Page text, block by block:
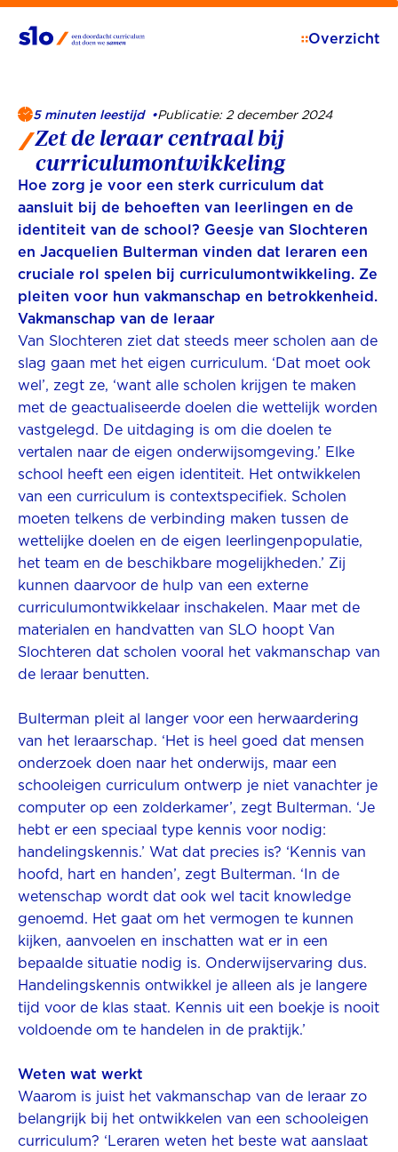
Overzicht
5 minuten leestijd •Publicatie: 2 december 2024
Zet de leraar centraal bij
curriculumontwikkeling
Hoe zorg je voor een sterk curriculum dat
aansluit bij de behoeften van leerlingen en de
identiteit van de school? Geesje van Slochteren
en Jacquelien Bulterman vinden dat leraren een
cruciale rol spelen bij curriculumontwikkeling. Ze
pleiten voor hun vakmanschap en betrokkenheid.
Vakmanschap van de leraar
Van Slochteren ziet dat steeds meer scholen aan de
slag gaan met het eigen curriculum. ‘Dat moet ook
wel’, zegt ze, ‘want alle scholen krijgen te maken
met de geactualiseerde doelen die wettelijk worden
vastgelegd. De uitdaging is om die doelen te
vertalen naar de eigen onderwijsomgeving.’ Elke
school heeft een eigen identiteit. Het ontwikkelen
van een curriculum is contextspecifiek. Scholen
moeten telkens de verbinding maken tussen de
wettelijke doelen en de eigen leerlingenpopulatie,
het team en de beschikbare mogelijkheden.’ Zij
kunnen daarvoor de hulp van een externe
curriculumontwikkelaar inschakelen. Maar met de
materialen en handvatten van SLO hoopt Van
Slochteren dat scholen vooral het vakmanschap van
de leraar benutten.
Bulterman pleit al langer voor een herwaardering
van het leraarschap. ‘Het is heel goed dat mensen
onderzoek doen naar het onderwijs, maar een
schooleigen curriculum ontwerp je niet vanachter je
computer op een zolderkamer’, zegt Bulterman. ‘Je
hebt er een speciaal type kennis voor nodig:
handelingskennis.’ Wat dat precies is? ‘Kennis van
hoofd, hart en handen’, zegt Bulterman. ‘In de
wetenschap wordt dat ook wel tacit knowledge
genoemd. Het gaat om het vermogen te kunnen
kijken, aanvoelen en inschatten wat er in een
bepaalde situatie nodig is. Onderwijservaring dus.
Handelingskennis ontwikkel je alleen als je langere
tijd voor de klas staat. Kennis uit een boekje is nooit
voldoende om te handelen in de praktijk.’
Weten wat werkt
Waarom is juist het vakmanschap van de leraar zo
belangrijk bij het ontwikkelen van een schooleigen
curriculum? ‘Leraren weten het beste wat aanslaat